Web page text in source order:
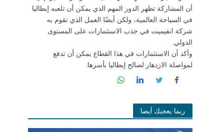
أن المشاركة تظهر الدور المهم الذي يمكن أن تلعبه إيطاليا
في السياحة العالمية، ولكن أيضًا العمل الذي تقوم به
شركة انفيميت في جذب الاستثمارات على المستوى
الدولي.
وأكد أن الاستثمارات في هذا القطاع يمكن أن تدفع
لمواصلة الازدهار لصالح إيطاليا بأسرها.
ربما يعجبك أيضا